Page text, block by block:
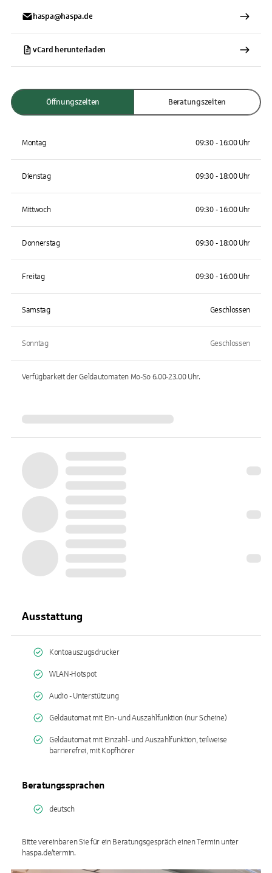
haspa@haspa.de
vCard herunterladen
Öffnungszeiten Beratungszeiten
Montag 09:30 - 16:00 Uhr
Dienstag 09:30 - 18:00 Uhr
Mittwoch 09:30 - 16:00 Uhr
Donnerstag 09:30 - 18:00 Uhr
Freitag 09:30 - 16:00 Uhr
Samstag Geschlossen
Sonntag Geschlossen
Verfügbarkeit der Geldautomaten Mo-So 6.00-23.00Uhr.
Ausstattung
Kontoauszugsdrucker
WLAN-Hotspot
Audio - Unterstützung
Geldautomat mit Ein- und Auszahlfunktion (nur Scheine)
Geldautomat mit Einzahl- und Auszahlfunktion, teilweise
barrierefrei, mit Kopfhörer
Beratungssprachen
deutsch
Bitte vereinbaren Sie für ein Beratungsgespräch einen Termin unter
haspa.de/termin.